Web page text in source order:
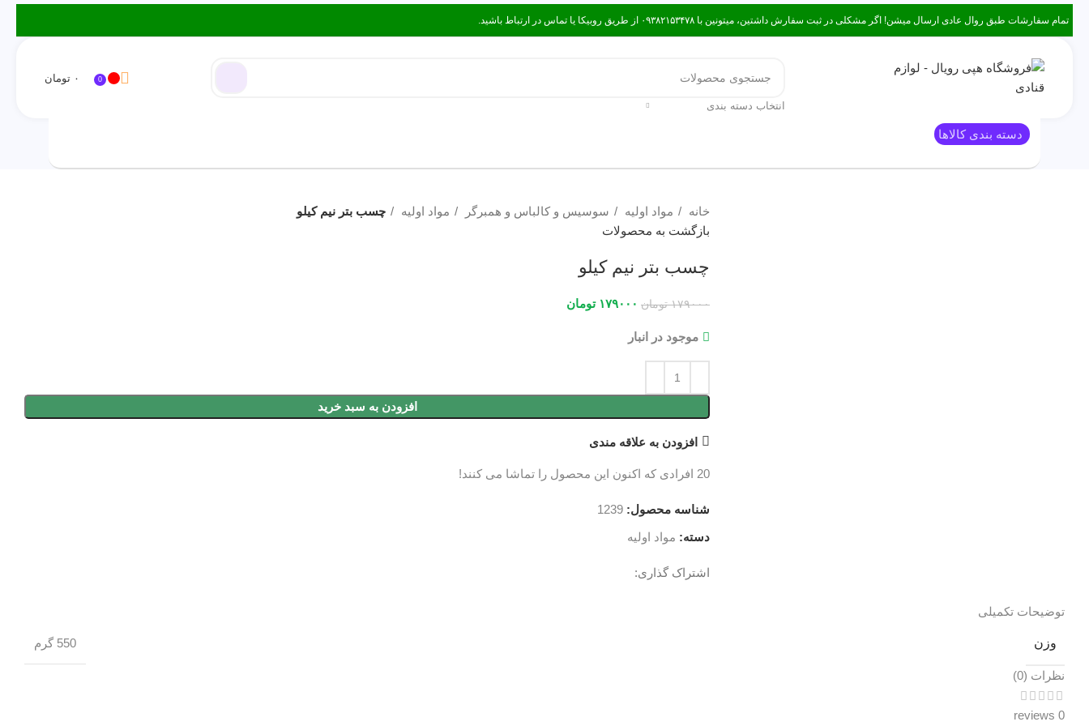
تمام سفارشات طبق روال عادی ارسال میشن! اگر مشکلی در ثبت سفارش داشتین، میتونین با ۰۹۳۸۲۱۵۳۴۷۸ از طریق روبیکا یا تماس در ارتباط باشید.
انتخاب دسته بندی
0 ۰ تومان
دسته بندی کالاها
خانه مواد اولیه سوسیس و کالباس و همبرگر مواد اولیه
چسب بتر نیم کیلو
بازگشت به محصولات
چسب بتر نیم کیلو
۱۷۹۰۰۰ تومان ۱۷۹۰۰۰ تومان
موجود در انبار
افزودن به سبد خرید
افزودن به علاقه مندی
20 افرادی که اکنون این محصول را تماشا می کنند!
شناسه محصول: 1239
دسته: مواد اولیه
اشتراک گذاری:
توضیحات تکمیلی
وزن 550 گرم
نظرات (0)
0 reviews